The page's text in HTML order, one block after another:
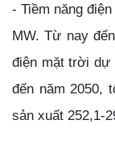
- Tiềm năng
MW. Từ nay
điện mặt trời dự
đến năm 2050,
sản xuất 252,1-